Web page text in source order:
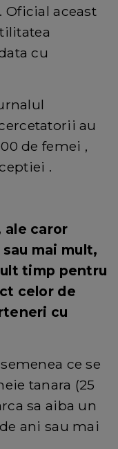
Oficial aceast
cu
au
de femei ,
.
ale caror
mai mult,
timp pentru
celor de
cu
ce se
tanara (25
sa aiba un
ani sau mai